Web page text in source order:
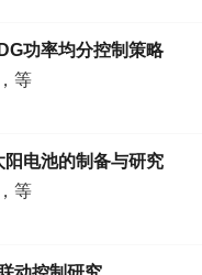
功率均分控制策略
等
阳电池的制备与研究
等